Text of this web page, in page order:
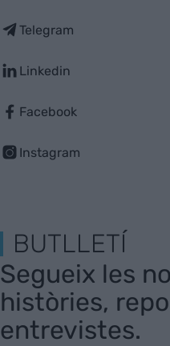
Telegram
Linkedin
Facebook
Instagram
BUTLLETÍ
Segueix les
històries,
entrevistes.